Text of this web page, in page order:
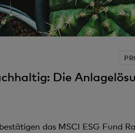
Die
das MSCI ESG Fund